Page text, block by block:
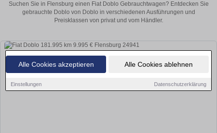
Alle Cookies akzeptieren Alle Cookies ablehnen
Einstellungen Datenschutzerklärung
Suchen Sie in Flensburg einen Fiat Doblo Gebrauchtwagen? Entdecken Sie
gebrauchte Doblo von Doblo in verschiedenen Ausführungen und
Preisklassen von privat und vom Händler.